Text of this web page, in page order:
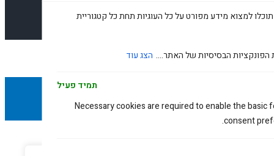
למצוא מידע מפורט על כל העוגיות תחת כל קטגוריית
הפונקציות הבסיסיות של האתר.... הצג עוד
תמיד פעיל
Necessary cookies are required to enable the
consent